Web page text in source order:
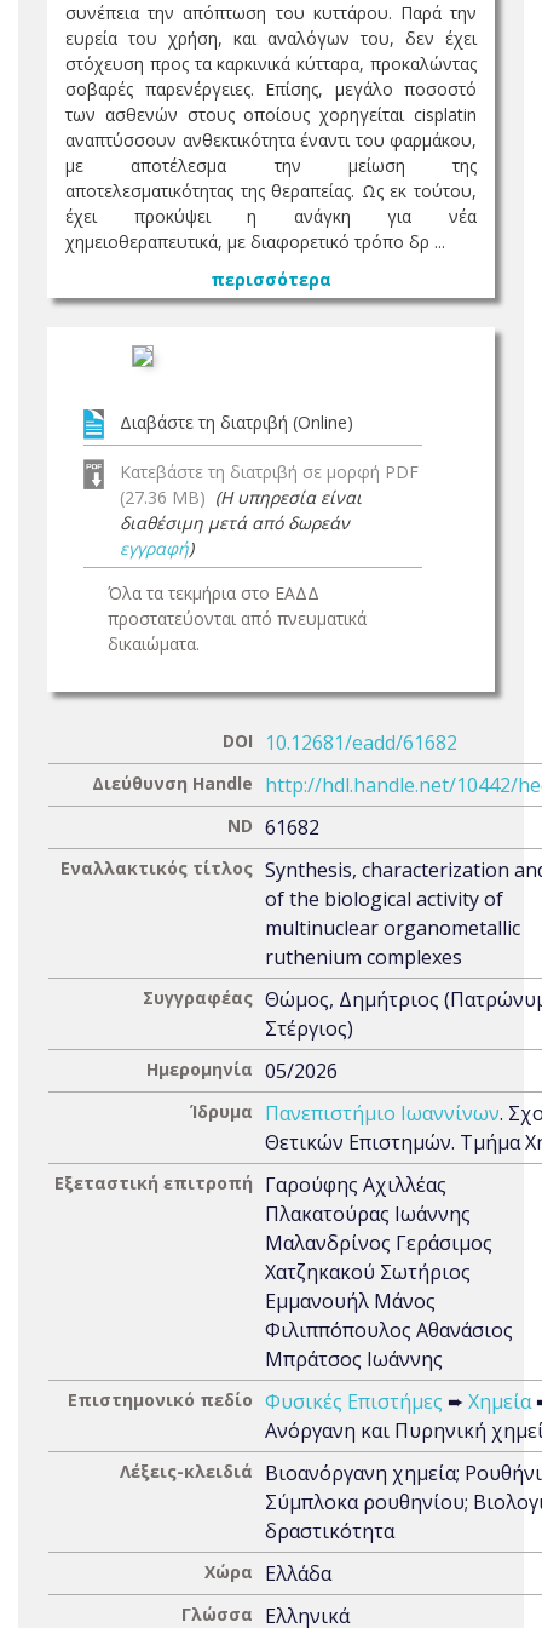
συνέπεια την απόπτωση του κυττάρου. Παρά την
ευρεία του χρήση, και αναλόγων του, δεν έχει
στόχευση προς τα καρκινικά κύτταρα, προκαλώντας
σοβαρές παρενέργειες. Επίσης, μεγάλο ποσοστό
των ασθενών στους οποίους χορηγείται cisplatin
αναπτύσσουν ανθεκτικότητα έναντι του φαρμάκου,
με αποτέλεσμα την μείωση της
αποτελεσματικότητας της θεραπείας. Ως εκ τούτου,
έχει προκύψει η ανάγκη για νέα
χημειοθεραπευτικά, με διαφορετικό τρόπο δρ ...
περισσότερα
Διαβάστε τη διατριβή (Online)
Κατεβάστε τη διατριβή σε μορφή PDF
(27.36 MB) (Η υπηρεσία είναι
διαθέσιμη μετά από δωρεάν
εγγραφή)
Όλα τα τεκμήρια στο ΕΑΔΔ
προστατεύονται από πνευματικά
δικαιώματα.
DOI 10.12681/eadd/61682
Διεύθυνση Handle http://hdl.handle.net/10442/
ND 61682
Εναλλακτικός τίτλος Synthesis, characterization
of the biological activity of
multinuclear organometallic
ruthenium complexes
Συγγραφέας Θώμος, Δημήτριος
Στέργιος)
Ημερομηνία 05/2026
Ίδρυμα Πανεπιστήμιο Ιωαννίνων.
Θετικών Επιστημών. Τμήμα
Εξεταστική επιτροπή
Γαρούφης Αχιλλέας
Πλακατούρας Ιωάννης
Μαλανδρίνος Γεράσιμος
Χατζηκακού Σωτήριος
Εμμανουήλ Μάνος
Φιλιππόπουλος Αθανάσιος
Μπράτσος Ιωάννης
Επιστημονικό πεδίο Φυσικές Επιστήμες ➨ Χημεία
Ανόργανη και Πυρηνική
Λέξεις-κλειδιά
Βιοανόργανη χημεία;
Σύμπλοκα ρουθηνίου;
δραστικότητα
Χώρα Ελλάδα
Γλώσσα Ελληνικά